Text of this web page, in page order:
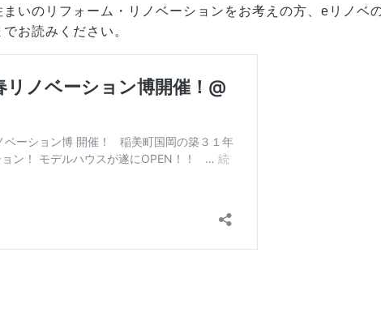
いのリフォーム・リノベーションをお考えの方、eリノベ
お読みください。